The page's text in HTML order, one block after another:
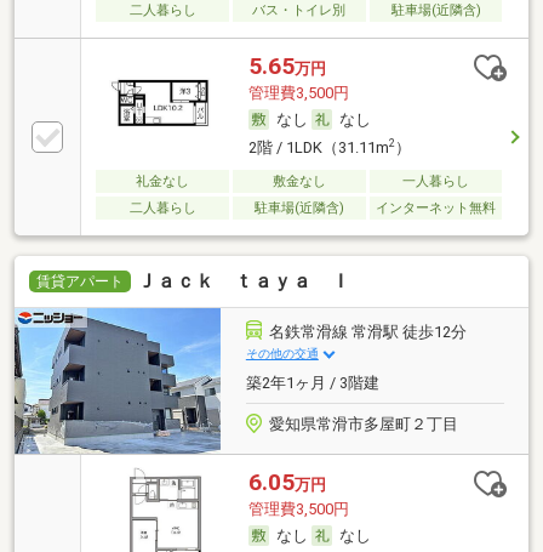
二人暮らし
バス・トイレ別 駐車場(近隣含)
5.65万円
管理費3,500円
なし
なし
2階 / 1LDK（31.11m2）
礼金なし 敷金なし
一人暮らし
二人暮らし
駐車場(近隣含) インターネット無料
賃貸アパート Ｊａｃｋ ｔａｙａ Ｉ
名鉄常滑線 常滑駅 徒歩12分
その他の交通
築2年1ヶ月 / 3階建
愛知県常滑市多屋町２丁目
6.05万円
管理費3,500円
なし
なし